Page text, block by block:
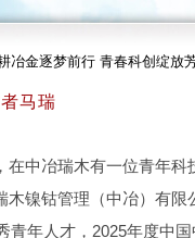
冶金逐梦前行 青春科创绽
马瑞
中冶瑞木有一位青年
镍钴管理（中冶）有
年人才，2025年度中